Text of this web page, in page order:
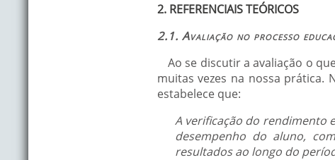
2. REFERENCIAIS TEÓRICOS
2.1. Avaliação no processo
Ao se discutir a avaliação o
muitas vezes na nossa prática.
estabelece que:
A verificação do rendimento
desempenho do aluno,
resultados ao longo do